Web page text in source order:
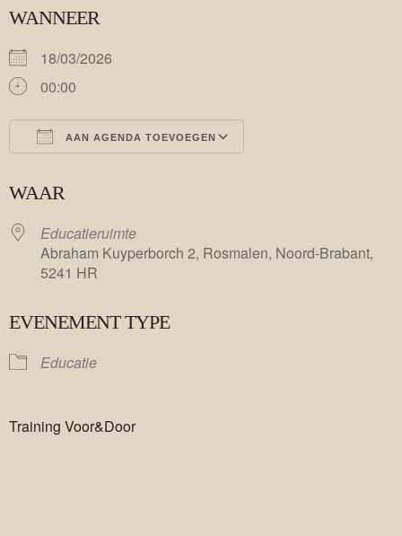
WANNEER
18/03/2026
00:00
AAN AGENDA TOEVOEGEN
WAAR
Educatieruimte
Abraham Kuyperborch 2, Rosmalen, Noord-Brabant,
5241 HR
EVENEMENT TYPE
Educatie
Training Voor&Door